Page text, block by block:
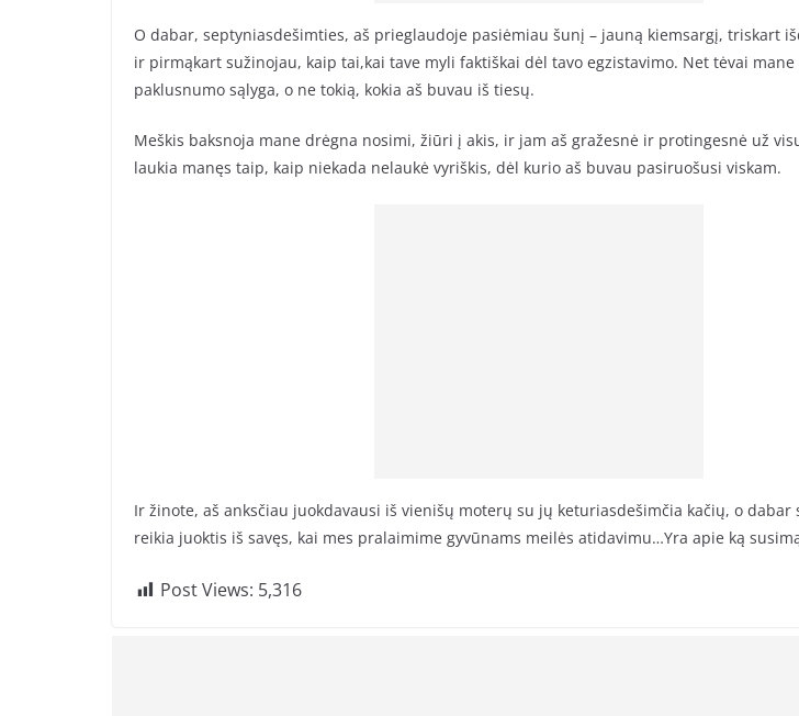
O dabar, septyniasdešimties, aš prieglaudoje pasiėmiau šunį – jauną kiemsargį, triskart
ir pirmąkart sužinojau, kaip tai,kai tave myli faktiškai dėl tavo egzistavimo. Net tėvai
paklusnumo sąlyga, o ne tokią, kokia aš buvau iš tiesų.
Meškis baksnoja mane drėgna nosimi, žiūri į akis, ir jam aš gražesnė ir protingesnė už
laukia manęs taip, kaip niekada nelaukė vyriškis, dėl kurio aš buvau pasiruošusi viskam.
Ir žinote, aš anksčiau juokdavausi iš vienišų moterų su jų keturiasdešimčia kačių, o dabar
reikia juoktis iš savęs, kai mes pralaimime gyvūnams meilės atidavimu…Yra apie ką
Post Views: 5,316